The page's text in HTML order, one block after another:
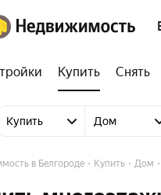
Купить Снять
Купить Дом
в Белгороде Купить Дом